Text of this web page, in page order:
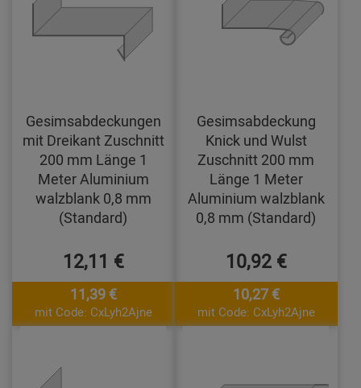
Gesimsabdeckungen
mit Dreikant Zuschnitt
200 mm Länge 1
Meter Aluminium
walzblank 0,8 mm
(Standard)
12,11 €
11,39 €
mit Code: CxLyh2Ajne
Gesimsabdeckung
Knick und Wulst
Zuschnitt 200 mm
Länge 1 Meter
Aluminium walzblank
0,8 mm (Standard)
10,92 €
10,27 €
mit Code: CxLyh2Ajne